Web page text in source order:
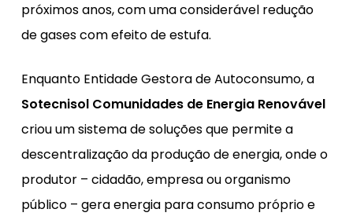
próximos anos, com uma considerável redução
de gases com efeito de estufa.
Enquanto Entidade Gestora de Autoconsumo, a
Sotecnisol Comunidades de Energia Renovável
criou um sistema de soluções que permite a
descentralização da produção de energia, onde o
produtor – cidadão, empresa ou organismo
público – gera energia para consumo próprio e